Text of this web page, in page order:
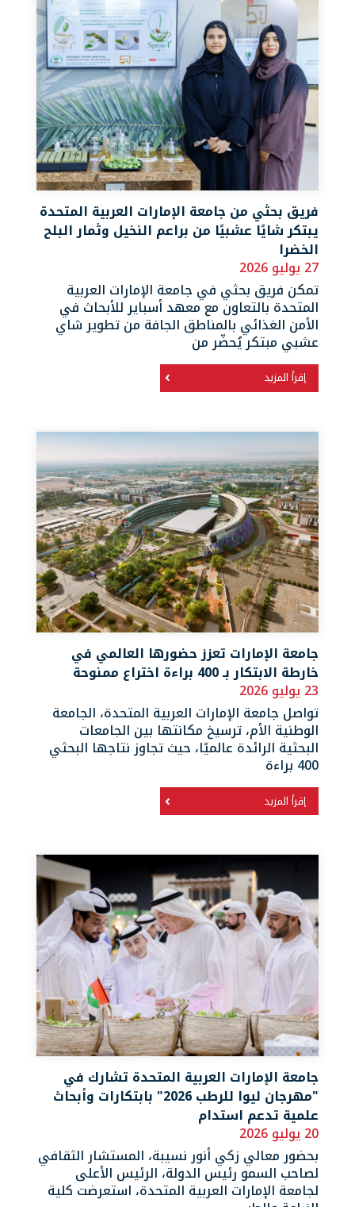
فريق بحثي من جامعة الإمارات العربية المتحدة
يبتكر شايًا عشبيًا من براعم النخيل وثمار البلح
الخضرا
27 يوليو 2026
تمكن فريق بحثي في جامعة الإمارات العربية
المتحدة بالتعاون مع معهد أسباير للأبحاث في
الأمن الغذائي بالمناطق الجافة من تطوير شاي
عشبي مبتكر يُحضّر من
إقرأ المزيد
جامعة الإمارات تعزز حضورها العالمي في
خارطة الابتكار بـ 400 براءة اختراع ممنوحة
23 يوليو 2026
تواصل جامعة الإمارات العربية المتحدة، الجامعة
الوطنية الأم، ترسيخ مكانتها بين الجامعات
البحثية الرائدة عالميًا، حيث تجاوز نتاجها البحثي
400 براءة
إقرأ المزيد
جامعة الإمارات العربية المتحدة تشارك في
"مهرجان ليوا للرطب 2026" بابتكارات وأبحاث
علمية تدعم استدام
20 يوليو 2026
بحضور معالي زكي أنور نسيبة، المستشار الثقافي
لصاحب السمو رئيس الدولة، الرئيس الأعلى
لجامعة الإمارات العربية المتحدة، استعرضت كلية